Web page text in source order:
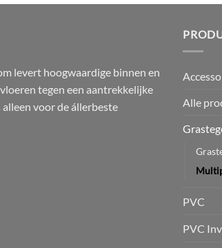
levert hoogwaardige binnen en
tegen een aantrekkelijke
alleen voor de állerbeste
Alle
PVC
PVC